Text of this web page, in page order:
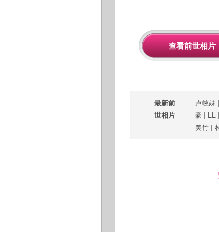
最新前
世相片
卢敏妹
豪 | LL
美竹 |